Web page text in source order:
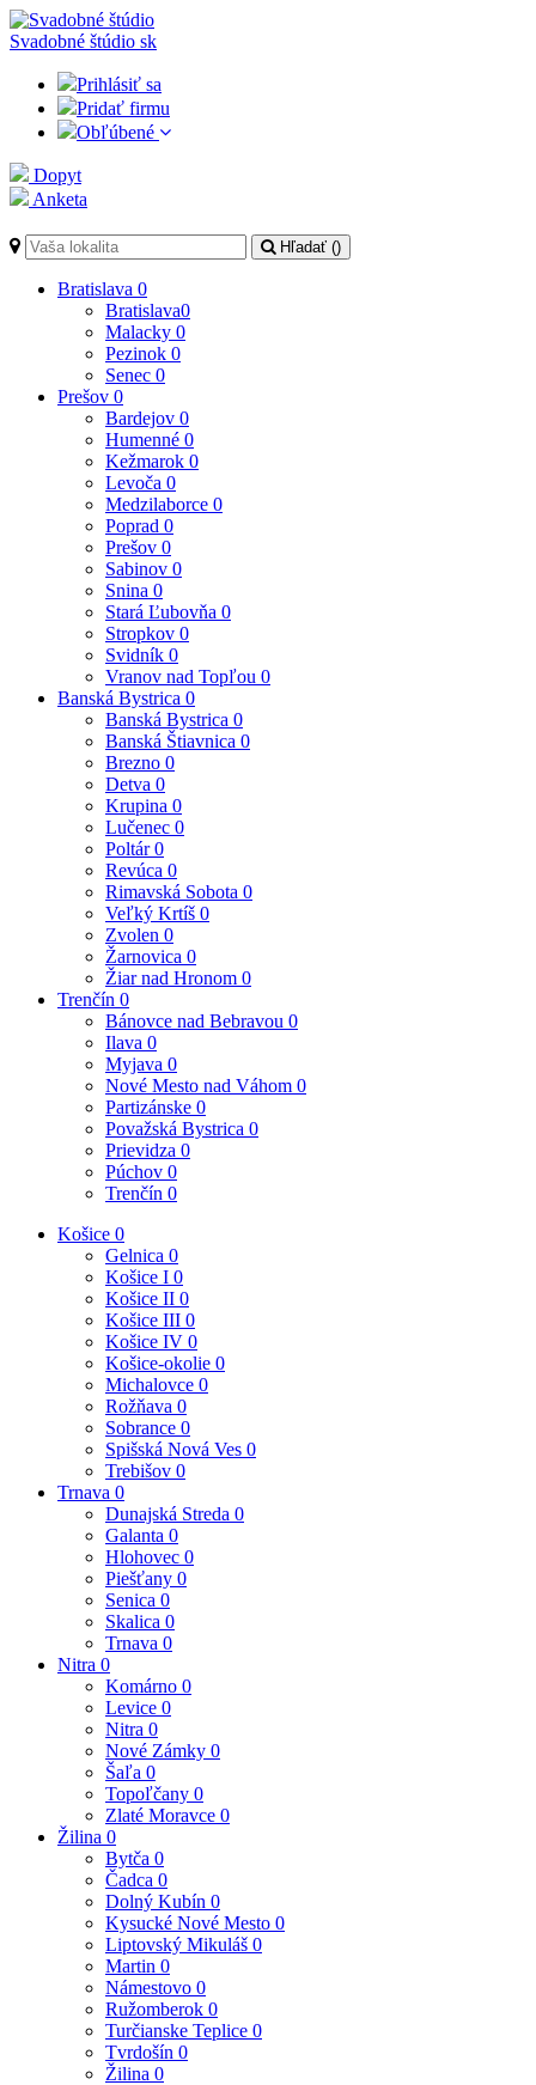
Svadobné štúdio sk
Prihlásiť sa
Pridať firmu
Obľúbené
Dopyt
Anketa
Hľadať ()
Bratislava 0
Bratislava0
Malacky 0
Pezinok 0
Senec 0
Prešov 0
Bardejov 0
Humenné 0
Kežmarok 0
Levoča 0
Medzilaborce 0
Poprad 0
Prešov 0
Sabinov 0
Snina 0
Stará Ľubovňa 0
Stropkov 0
Svidník 0
Vranov nad Topľou 0
Banská Bystrica 0
Banská Bystrica 0
Banská Štiavnica 0
Brezno 0
Detva 0
Krupina 0
Lučenec 0
Poltár0
Revúca 0
Rimavská Sobota 0
Veľký Krtíš 0
Zvolen 0
Žarnovica 0
Žiar nad Hronom 0
Trenčín 0
Bánovce nad Bebravou 0
Ilava 0
Myjava 0
Nové Mesto nad Váhom 0
Partizánske 0
Považská Bystrica 0
Prievidza 0
Púchov 0
Trenčín 0
Košice 0
Gelnica 0
Košice I 0
Košice II 0
Košice III 0
Košice IV 0
Košice-okolie 0
Michalovce 0
Rožňava 0
Sobrance 0
Spišská Nová Ves 0
Trebišov 0
Trnava 0
Dunajská Streda 0
Galanta 0
Hlohovec 0
Piešťany 0
Senica 0
Skalica 0
Trnava 0
Nitra 0
Komárno 0
Levice 0
Nitra 0
Nové Zámky 0
Šaľa 0
Topoľčany 0
Zlaté Moravce 0
Žilina 0
Bytča 0
Čadca 0
Dolný Kubín 0
Kysucké Nové Mesto 0
Liptovský Mikuláš 0
Martin 0
Námestovo 0
Ružomberok 0
Turčianske Teplice 0
Tvrdošín 0
Žilina 0